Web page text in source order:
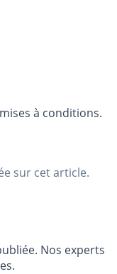
à conditions.
sur cet article.
Nos experts